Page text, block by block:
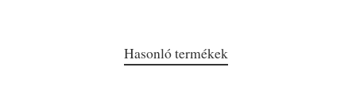
Hasonló termékek